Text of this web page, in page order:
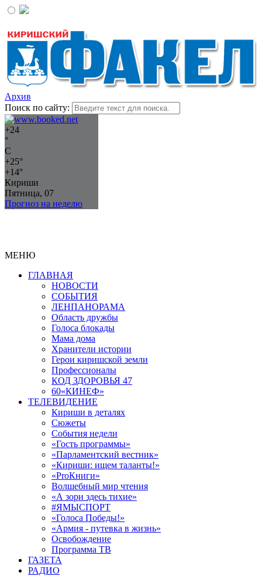
Архив
Поиск по сайту:
+24
°
C
+25°
+14°
Кириши
Пятница, 07
Прогноз на неделю
МЕНЮ
ГЛАВНАЯ
НОВОСТИ
СОБЫТИЯ
ЛЕНПАНОРАМА
Область дружбы
Голоса блокады
Мама дома
Хранители истории
Герои киришской земли
Профессионалы
КОД ЗДОРОВЬЯ 47
60«КИНЕФ»
ТЕЛЕВИДЕНИЕ
Кириши в деталях
Сюжеты
События недели
«Гость программы»
«Парламентский вестник»
«Кириши: ищем таланты!»
«ProКниги»
Волшебный мир чтения
«А зори здесь тихие»
#ЯМЫСПОРТ
«Голоса Победы!»
«Армия - путевка в жизнь»
Освобождение
Программа ТВ
ГАЗЕТА
РАДИО